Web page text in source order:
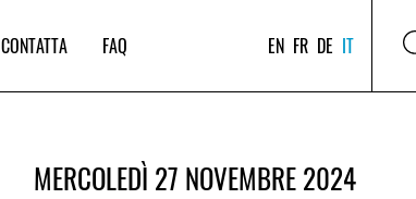
CONTATTA FAQ EN FR DE IT
MERCOLEDÌ 27 NOVEMBRE 2024